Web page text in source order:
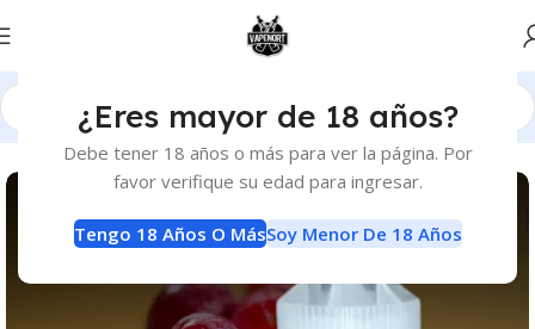
¿Eres mayor de 18 años?
Debe tener 18 años o más para ver la página. Por
favor verifique su edad para ingresar.
Tengo 18 Años O MásSoy Menor De 18 Años
Inicio E-Liquids E-Liquids